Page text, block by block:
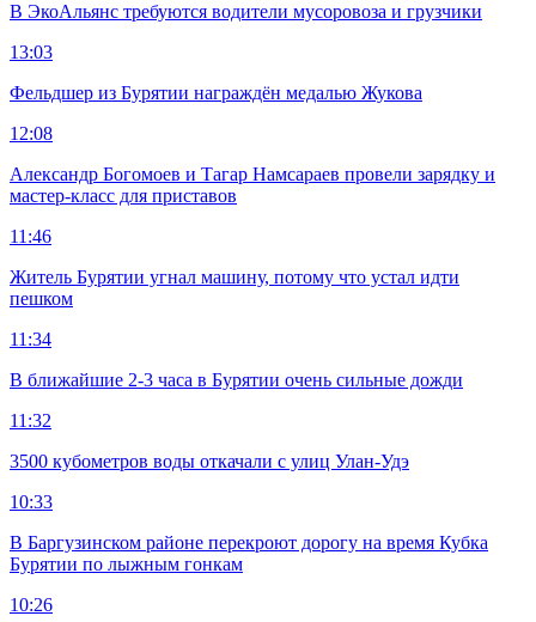
В ЭкоАльянс требуются водители мусоровоза и грузчики
13:03
Фельдшер из Бурятии награждён медалью Жукова
12:08
Александр Богомоев и Тагар Намсараев провели зарядку и
мастер-класс для приставов
11:46
Житель Бурятии угнал машину, потому что устал идти
пешком
11:34
В ближайшие 2-3 часа в Бурятии очень сильные дожди
11:32
3500 кубометров воды откачали с улиц Улан-Удэ
10:33
В Баргузинском районе перекроют дорогу на время Кубка
Бурятии по лыжным гонкам
10:26